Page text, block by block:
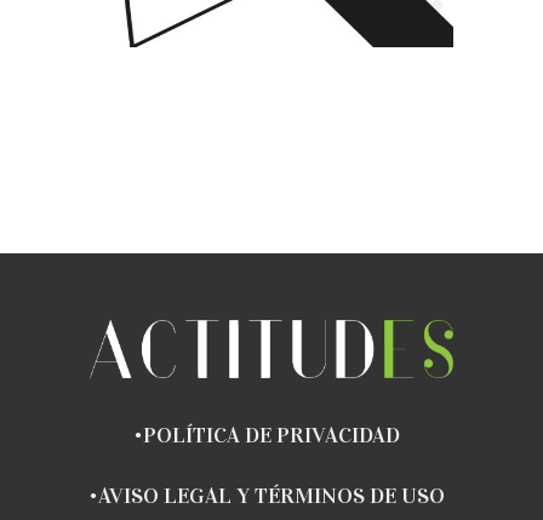
POLÍTICA DE PRIVACIDAD
AVISO LEGAL Y TÉRMINOS DE USO